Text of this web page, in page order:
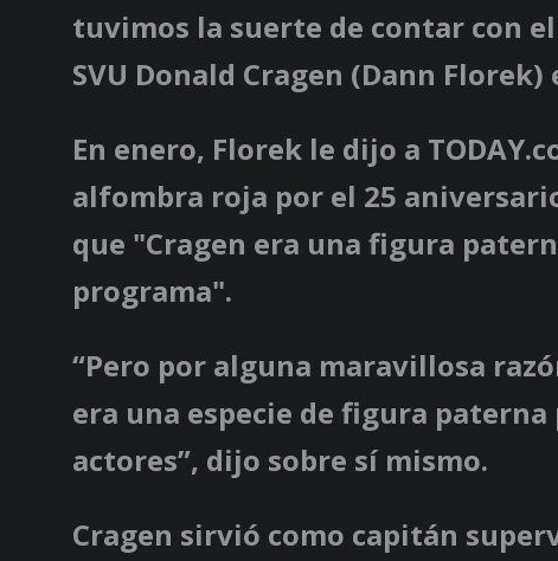
tuvimos la suerte de contar con
SVU Donald Cragen (Dann
En enero, Florek le dijo a
alfombra roja por el 25
que "Cragen era una figura
programa".
“Pero por alguna maravillosa
era una especie de figura
actores”, dijo sobre sí mismo.
Cragen sirvió como capitán